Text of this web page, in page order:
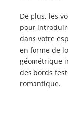
De plus, les
pour
dans votre
en forme de
géométrique
des bords
romantique.